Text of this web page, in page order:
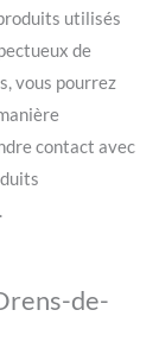
utilisés
de
vous pourrez
contact avec
de-